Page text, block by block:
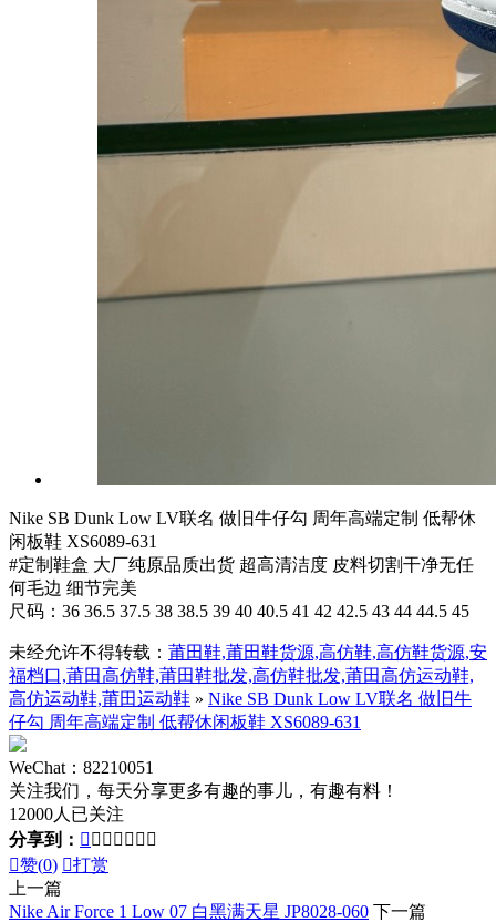
Nike SB Dunk Low LV联名 做旧牛仔勾 周年高端定制 低帮休
闲板鞋 XS6089-631
#定制鞋盒 大厂纯原品质出货 超高清洁度 皮料切割干净无任
何毛边 细节完美
尺码：36 36.5 37.5 38 38.5 39 40 40.5 41 42 42.5 43 44 44.5 45
未经允许不得转载： 莆田鞋,莆田鞋货源,高仿鞋,高仿鞋货源,安
福档口,莆田高仿鞋,莆田鞋批发,高仿鞋批发,莆田高仿运动鞋,
高仿运动鞋,莆田运动鞋 » Nike SB Dunk Low LV联名 做旧牛
仔勾 周年高端定制 低帮休闲板鞋 XS6089-631
WeChat：82210051
关注我们，每天分享更多有趣的事儿，有趣有料！
12000人已关注
分享到：       
赞(0) 打赏
上一篇
Nike Air Force 1 Low 07 白黑满天星 JP8028-060 下一篇